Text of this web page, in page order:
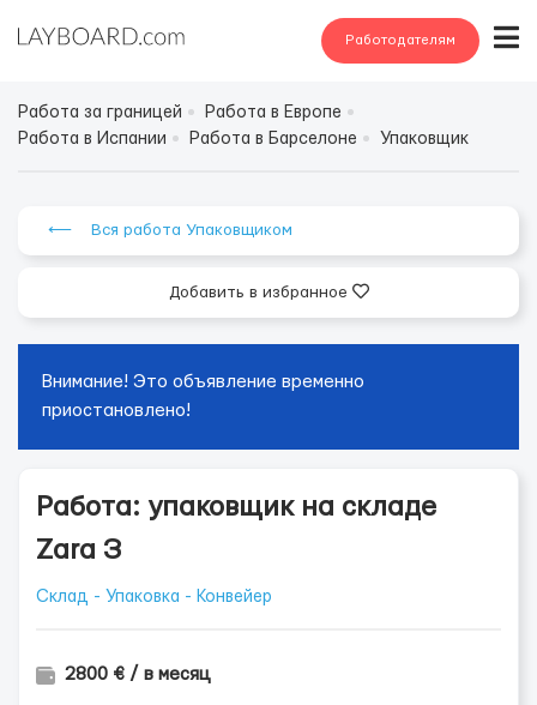
Работодателям
Работа за границей
Работа в Европе
Работа в Испании
Работа в Барселоне Упаковщик
⟵ Вся работа Упаковщиком
Добавить в избранное
Внимание! Это объявление временно
приостановлено!
Работа: упаковщик на складе
Zara З
Склад - Упаковка - Конвейер
2800 € / в месяц